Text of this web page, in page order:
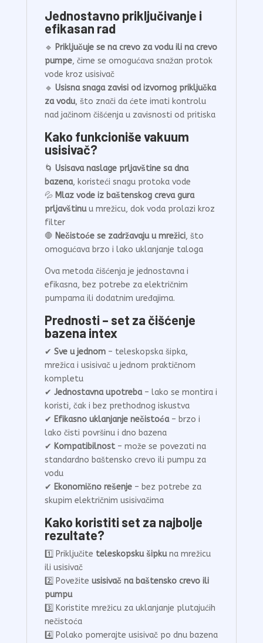
Jednostavno priključivanje i
efikasan rad
🔹 Priključuje se na crevo za vodu ili na crevo
pumpe, čime se omogućava snažan protok
vode kroz usisivač
🔹 Usisna snaga zavisi od izvornog priključka
za vodu, što znači da ćete imati kontrolu
nad jačinom čišćenja u zavisnosti od pritiska
Kako funkcioniše vakuum
usisivač?
🌀 Usisava naslage prljavštine sa dna
bazena, koristeći snagu protoka vode
💦 Mlaz vode iz baštenskog creva gura
prljavštinuu mrežicu, dok voda prolazi kroz
filter
🛑 Nečistoće se zadržavaju u mrežici, što
omogućava brzo i lako uklanjanje taloga
Ova metoda čišćenja je jednostavna i
efikasna, bez potrebe za električnim
pumpama ili dodatnim uređajima.
Prednosti – set za čišćenje
bazena intex
✔ Sve u jednom– teleskopska šipka,
mrežica i usisivač u jednom praktičnom
kompletu
✔ Jednostavna upotreba– lako se montira i
koristi, čak i bez prethodnog iskustva
✔ Efikasno uklanjanje nečistoća– brzo i
lako čisti površinu i dno bazena
✔ Kompatibilnost– može se povezati na
standardno baštensko crevo ili pumpu za
vodu
✔ Ekonomično rešenje– bez potrebe za
skupim električnim usisivačima
Kako koristiti set za najbolje
rezultate?
1️⃣ Priključite teleskopsku šipkuna mrežicu
ili usisivač
2️⃣ Povežite usisivač na baštensko crevo ili
pumpu
3️⃣ Koristite mrežicu za uklanjanje plutajućih
nečistoća
4️⃣ Polako pomerajte usisivač po dnu bazena